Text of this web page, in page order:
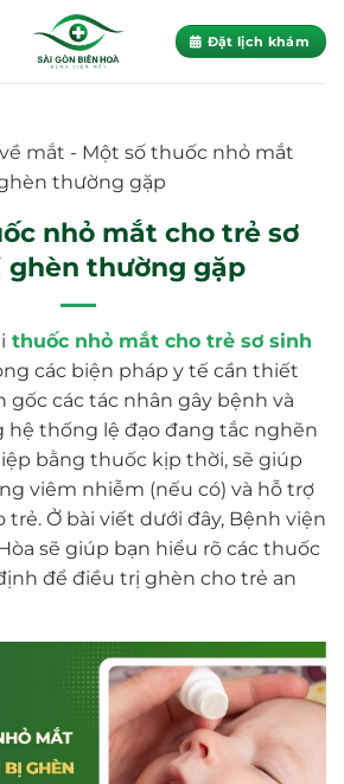
Đặt lịch khám
mắt - Một số thuốc nhỏ mắt
thường gặp
nhỏ mắt cho trẻ sơ
ghèn thường gặp
thuốc nhỏ mắt cho trẻ sơ sinh
các biện pháp y tế cần thiết
gốc các tác nhân gây bệnh và
thống lệ đạo đang tắc nghẽn
bằng thuốc kịp thời, sẽ giúp
viêm nhiễm (nếu có) và hỗ trợ
trẻ. Ở bài viết dưới đây, Bệnh viện
sẽ giúp bạn hiểu rõ các thuốc
để điều trị ghèn cho trẻ an